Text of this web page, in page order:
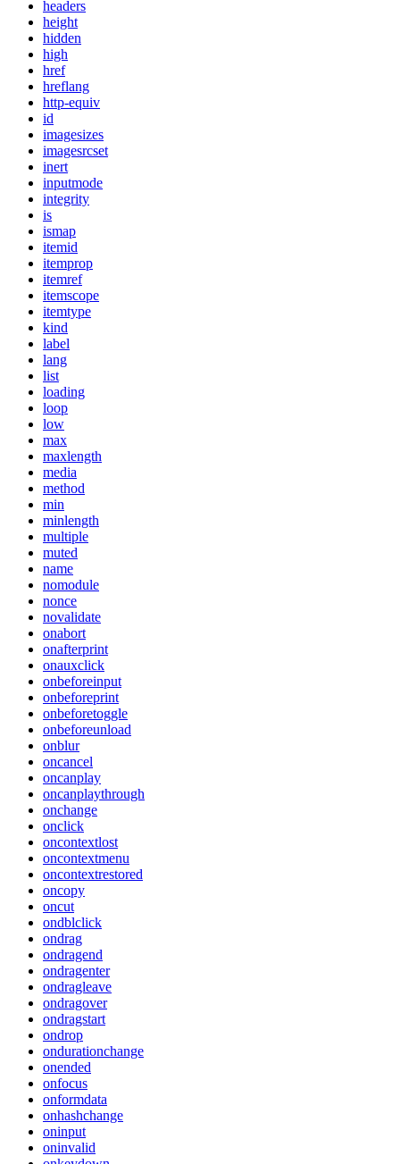
headers
height
hidden
high
href
hreflang
http-equiv
id
imagesizes
imagesrcset
inert
inputmode
integrity
is
ismap
itemid
itemprop
itemref
itemscope
itemtype
kind
label
lang
list
loading
loop
low
max
maxlength
media
method
min
minlength
multiple
muted
name
nomodule
nonce
novalidate
onabort
onafterprint
onauxclick
onbeforeinput
onbeforeprint
onbeforetoggle
onbeforeunload
onblur
oncancel
oncanplay
oncanplaythrough
onchange
onclick
oncontextlost
oncontextmenu
oncontextrestored
oncopy
oncut
ondblclick
ondrag
ondragend
ondragenter
ondragleave
ondragover
ondragstart
ondrop
ondurationchange
onended
onfocus
onformdata
onhashchange
oninput
oninvalid